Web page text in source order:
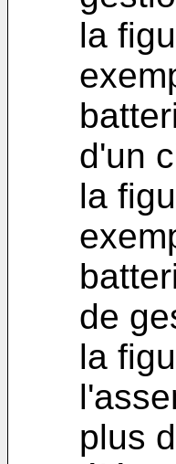
la
d'un
la
de
la
plus